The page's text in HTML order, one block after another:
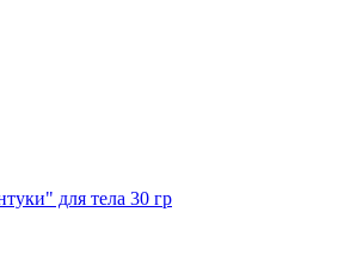
для тела 30 гр